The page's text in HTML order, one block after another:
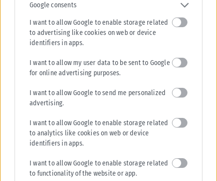
Google consents
I want to allow Google to enable storage related
to advertising like cookies on web or device
identifiers in apps.
I want to allow my user data to be sent to Google
for online advertising purposes.
I want to allow Google to send me personalized
advertising.
I want to allow Google to enable storage related
to analytics like cookies on web or device
identifiers in apps.
I want to allow Google to enable storage related
to functionality of the website or app.
Η Τζόαν Κόλινς σε έναν ρόλο-κύκνειο άσμα;
Για την Τζόαν Κόλινς, ο ρόλος της Γουάλις Σίμπσον μοιάζει με
ενσάρκωσε την εικόνα της αψεγάδιαστης, ισχυρής και συχνά
αδίστακτης γυναίκας, τώρα ερμηνεύει μια ιστορική μορφή
που έζησε τη λάμψη, αλλά και την απόλυτη απομόνωση.
Η εμφάνισή της στην ταινία ήδη αντιμετωπίζεται ως μια από